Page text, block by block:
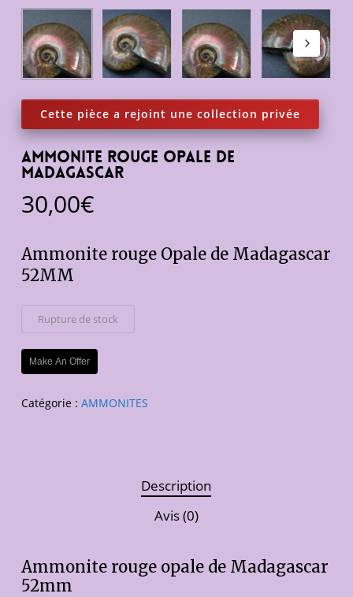
ammonite rouge opale de
Madagascar
30,00€
Ammonite rouge Opale de Madagascar
52MM
Rupture de stock
Make An Offer
Catégorie : AMMONITES
Description
Avis (0)
Ammonite rouge opale de Madagascar
52mm